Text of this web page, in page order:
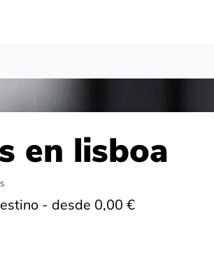
en lisboa
- desde 0,00 €